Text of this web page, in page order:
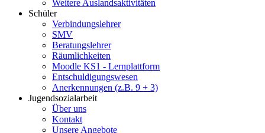
Weitere Auslandsaktivitäten
Schüler
Verbindungslehrer
SMV
Beratungslehrer
Räumlichkeiten
Moodle KS1 - Lernplattform
Entschuldigungswesen
Anerkennungen (z.B. 9 + 3)
Jugendsozialarbeit
Über uns
Kontakt
Unsere Angebote